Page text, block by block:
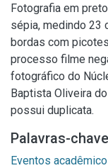
Fotografia em
sépia, medindo 23
bordas com
processo filme
fotográfico do
Baptista Oliveira
possui duplicata.
Palavras-chave
Eventos